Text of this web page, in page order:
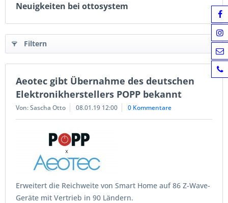
Neuigkeiten bei ottosystem
Filtern
Aeotec gibt Übernahme des deutschen
Elektronikherstellers POPP bekannt
Von: Sascha Otto 08.01.19 12:00 0 Kommentare
Erweitert die Reichweite von Smart Home auf 86 Z-Wave-
Geräte mit Vertrieb in 90 Ländern.